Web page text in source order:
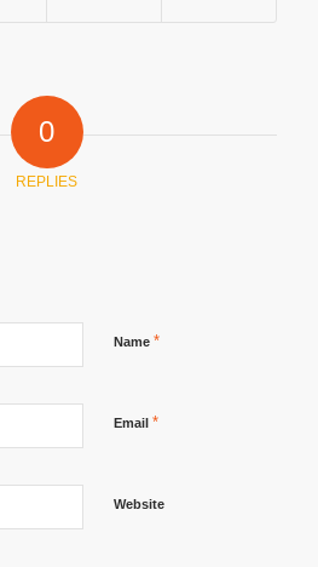
0
REPLIES
Name *
Email *
Website